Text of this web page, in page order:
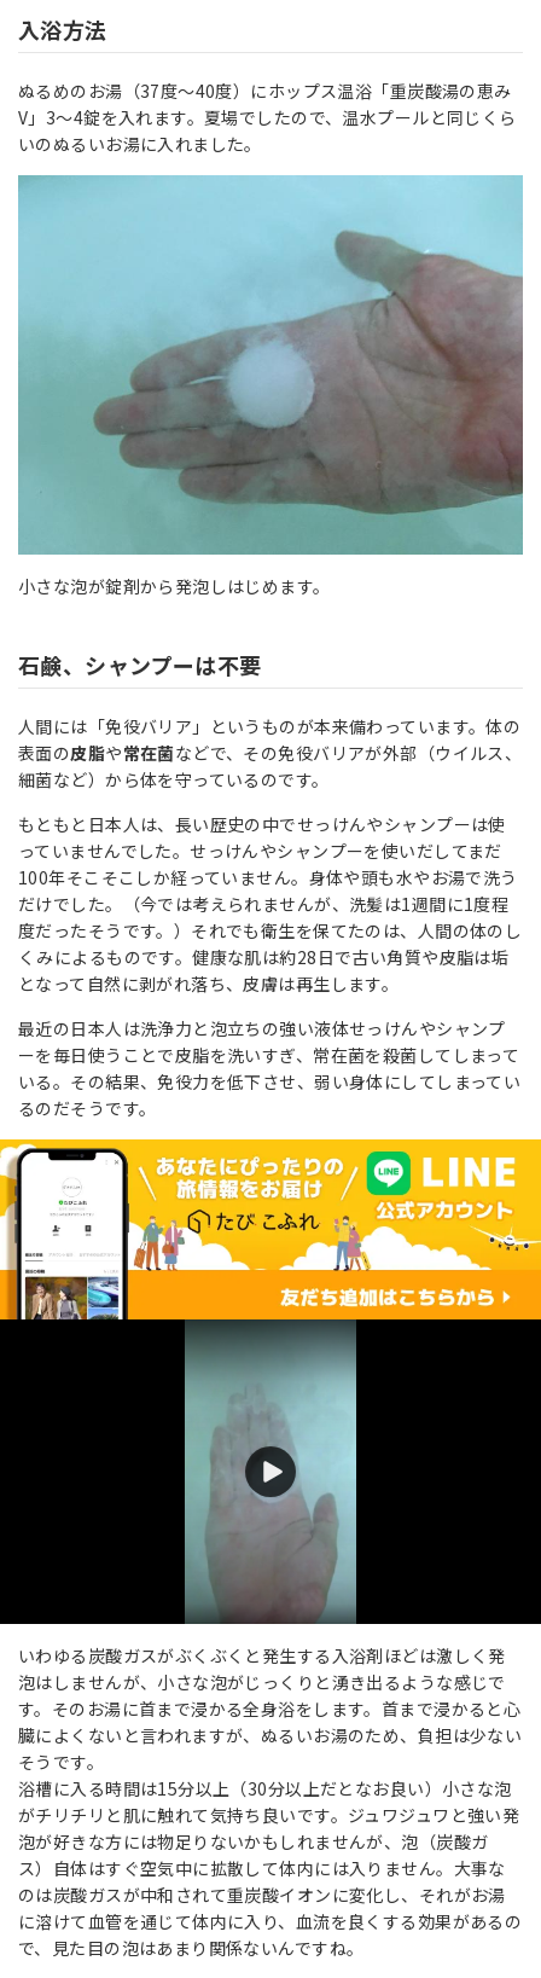
入浴方法
ぬるめのお湯（37度～40度）にホップス温浴「重炭酸湯の恵み
V」3～4錠を入れます。夏場でしたので、温水プールと同じくら
いのぬるいお湯に入れました。
小さな泡が錠剤から発泡しはじめます。
石鹸、シャンプーは不要
人間には「免役バリア」というものが本来備わっています。体の
表面の皮脂や常在菌などで、その免役バリアが外部（ウイルス、
細菌など）から体を守っているのです。
もともと日本人は、長い歴史の中でせっけんやシャンプーは使
っていませんでした。せっけんやシャンプーを使いだしてまだ
100年そこそこしか経っていません。身体や頭も水やお湯で洗う
だけでした。（今では考えられませんが、洗髪は1週間に1度程
度だったそうです。）それでも衛生を保てたのは、人間の体のし
くみによるものです。健康な肌は約28日で古い角質や皮脂は垢
となって自然に剥がれ落ち、皮膚は再生します。
最近の日本人は洗浄力と泡立ちの強い液体せっけんやシャンプ
ーを毎日使うことで皮脂を洗いすぎ、常在菌を殺菌してしまって
いる。その結果、免役力を低下させ、弱い身体にしてしまってい
るのだそうです。
いわゆる炭酸ガスがぶくぶくと発生する入浴剤ほどは激しく発
泡はしませんが、小さな泡がじっくりと湧き出るような感じで
す。そのお湯に首まで浸かる全身浴をします。首まで浸かると心
臓によくないと言われますが、ぬるいお湯のため、負担は少ない
そうです。
浴槽に入る時間は15分以上（30分以上だとなお良い）小さな泡
がチリチリと肌に触れて気持ち良いです。ジュワジュワと強い発
泡が好きな方には物足りないかもしれませんが、泡（炭酸ガ
ス）自体はすぐ空気中に拡散して体内には入りません。大事な
のは炭酸ガスが中和されて重炭酸イオンに変化し、それがお湯
に溶けて血管を通じて体内に入り、血流を良くする効果があるの
で、見た目の泡はあまり関係ないんですね。